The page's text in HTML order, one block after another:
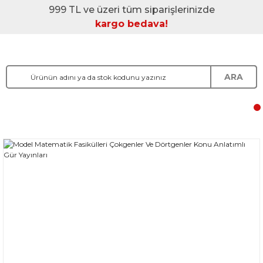
999 TL ve üzeri tüm siparişlerinizde
kargo bedava!
ARA